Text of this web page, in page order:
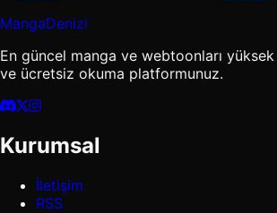
MangaDenizi
En güncel manga ve webtoonları
ve ücretsiz okuma platformunuz.
Kurumsal
İletişim
RSS